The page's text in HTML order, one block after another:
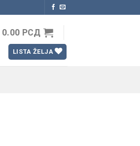
0.00 РСД
LISTA ŽELJA